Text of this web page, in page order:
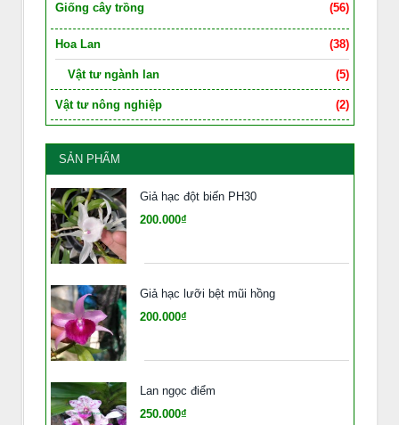
Giống cây trồng (56)
Hoa Lan (38)
Vật tư ngành lan (5)
Vật tư nông nghiệp (2)
SẢN PHẨM
Giả hạc đột biến PH30
200.000₫
Giả hạc lưỡi bệt mũi hồng
200.000₫
Lan ngọc điểm
250.000₫